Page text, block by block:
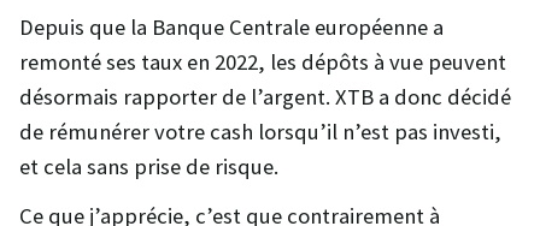
Depuis que la Banque Centrale européenne a
remonté ses taux en 2022, les dépôts à vue peuvent
désormais rapporter de l’argent. XTB a donc décidé
de rémunérer votre cash lorsqu’il n’est pas investi,
et cela sans prise de risque.
Ce que j’apprécie, c’est que contrairement à